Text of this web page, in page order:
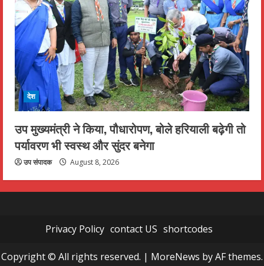
देश
उप मुख्यमंत्री ने किया, पौधारोपण, बोले हरियाली बढ़ेगी तो
पर्यावरण भी स्वस्थ और सुंदर बनेगा
उप संपादक August 8, 2026
Privacy Policy contact US shortcodes
Copyright © All rights reserved. | MoreNews by AF themes.